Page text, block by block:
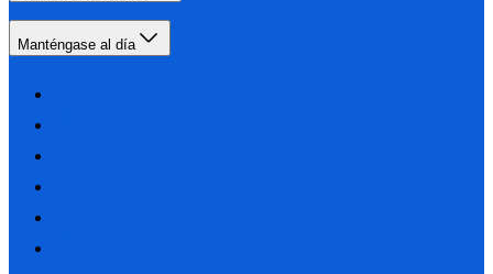
Manténgase al día